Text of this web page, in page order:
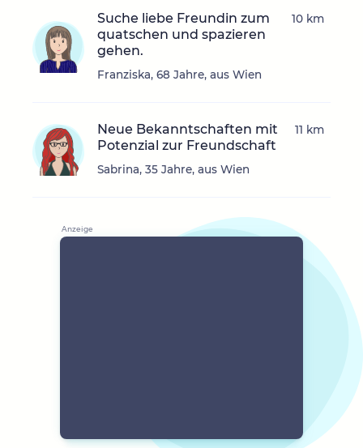
Suche liebe Freundin zum
quatschen und spazieren
gehen.
Franziska, 68 Jahre, aus Wien
10 km
Neue Bekanntschaften mit
Potenzial zur Freundschaft
Sabrina, 35 Jahre, aus Wien
11 km